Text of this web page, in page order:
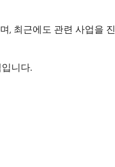
, 최근에도 관련 사업을 진
니다.